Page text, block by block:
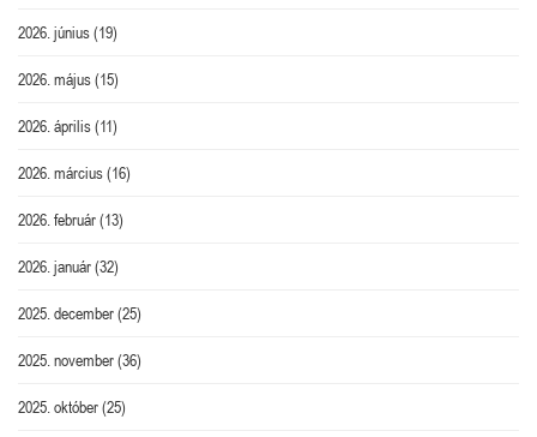
2026. június(19)
2026. május(15)
2026. április(11)
2026. március(16)
2026. február(13)
2026. január(32)
2025. december(25)
2025. november(36)
2025. október(25)